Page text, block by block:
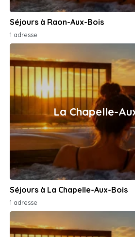
Séjours à Raon-Aux-Bois
1 adresse
La Chapelle-
Séjours à La Chapelle-Aux-Bois
1 adresse